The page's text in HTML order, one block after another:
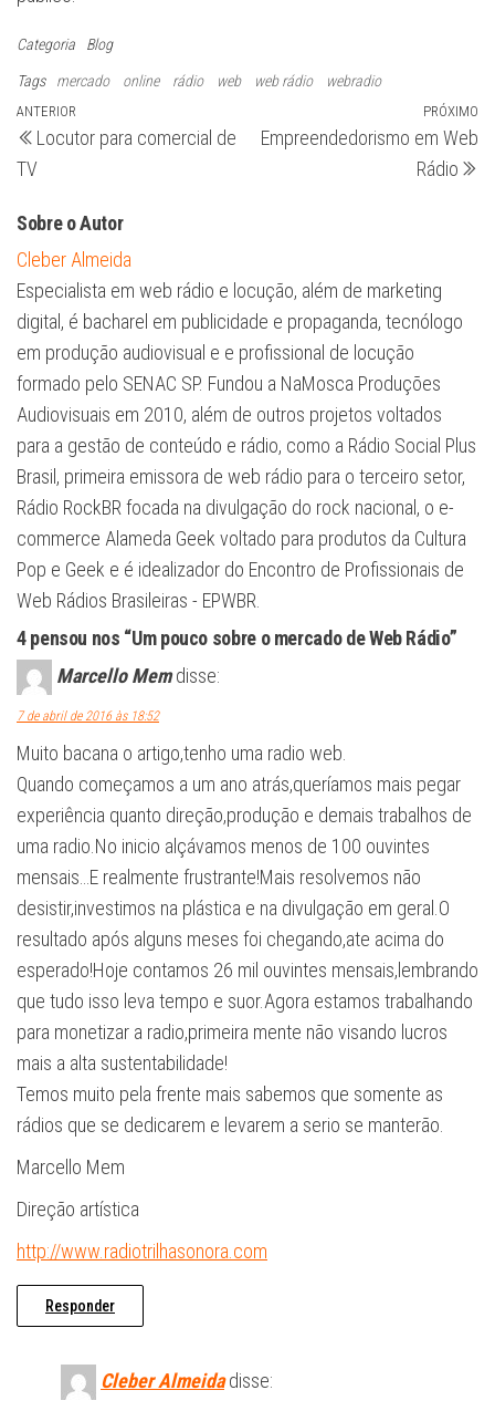
Categoria Blog
Tags mercado online rádio web web rádio webradio
Navegação
de
Post
anterior
ANTERIOR
Locutor para comercial de
TV
PRÓXIMO
Empreendedorismo em Web
Rádio
Sobre o Autor
Cleber Almeida
Especialista em web rádio e locução, além de marketing
digital, é bacharel em publicidade e propaganda, tecnólogo
em produção audiovisual e e profissional de locução
formado pelo SENAC SP. Fundou a NaMosca Produções
Audiovisuais em 2010, além de outros projetos voltados
para a gestão de conteúdo e rádio, como a Rádio Social Plus
Brasil, primeira emissora de web rádio para o terceiro setor,
Rádio RockBR focada na divulgação do rock nacional, o e-
commerce Alameda Geek voltado para produtos da Cultura
Pop e Geek e é idealizador do Encontro de Profissionais de
Web Rádios Brasileiras - EPWBR.
4 pensou nos “Um pouco sobre o mercado de Web Rádio”
Marcello Mem disse:
7 de abril de 2016 às 18:52
Muito bacana o artigo,tenho uma radio web.
Quando começamos a um ano atrás,queríamos mais pegar
experiência quanto direção,produção e demais trabalhos de
uma radio.No inicio alçávamos menos de 100 ouvintes
mensais…E realmente frustrante!Mais resolvemos não
desistir,investimos na plástica e na divulgação em geral.O
resultado após alguns meses foi chegando,ate acima do
esperado!Hoje contamos 26 mil ouvintes mensais,lembrando
que tudo isso leva tempo e suor.Agora estamos trabalhando
para monetizar a radio,primeira mente não visando lucros
mais a alta sustentabilidade!
Temos muito pela frente mais sabemos que somente as
rádios que se dedicarem e levarem a serio se manterão.
Marcello Mem
Direção artística
http://www.radiotrilhasonora.com
Responder
Cleber Almeida disse: